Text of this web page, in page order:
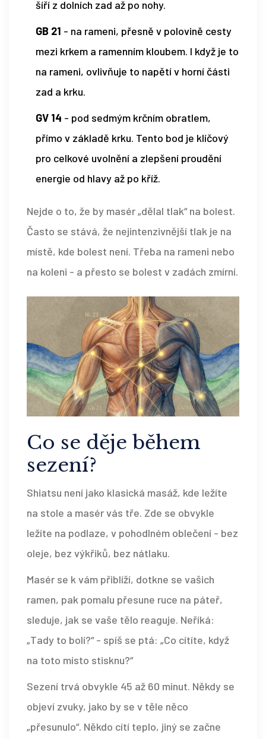
šíří z dolních zad až po nohy.
GB 21 - na rameni, přesně v polovině cesty
mezi krkem a ramenním kloubem. I když je to
na rameni, ovlivňuje to napětí v horní části
zad a krku.
GV 14 - pod sedmým krčním obratlem,
přímo v základě krku. Tento bod je klíčový
pro celkové uvolnění a zlepšení proudění
energie od hlavy až po kříž.
Nejde o to, že by masér „dělal tlak“ na bolest.
Často se stává, že nejintenzivnější tlak je na
místě, kde bolest není. Třeba na rameni nebo
na koleni - a přesto se bolest v zadách zmírní.
Co se děje během
sezení?
Shiatsu není jako klasická masáž, kde ležíte
na stole a masér vás tře. Zde se obvykle
ležíte na podlaze, v pohodlném oblečení - bez
oleje, bez výkřiků, bez nátlaku.
Masér se k vám přiblíží, dotkne se vašich
ramen, pak pomalu přesune ruce na páteř,
sleduje, jak se vaše tělo reaguje. Neříká:
„Tady to bolí?“ - spíš se ptá: „Co cítíte, když
na toto místo stisknu?“
Sezení trvá obvykle 45 až 60 minut. Někdy se
objeví zvuky, jako by se v těle něco
„přesunulo“. Někdo cítí teplo, jiný se začne